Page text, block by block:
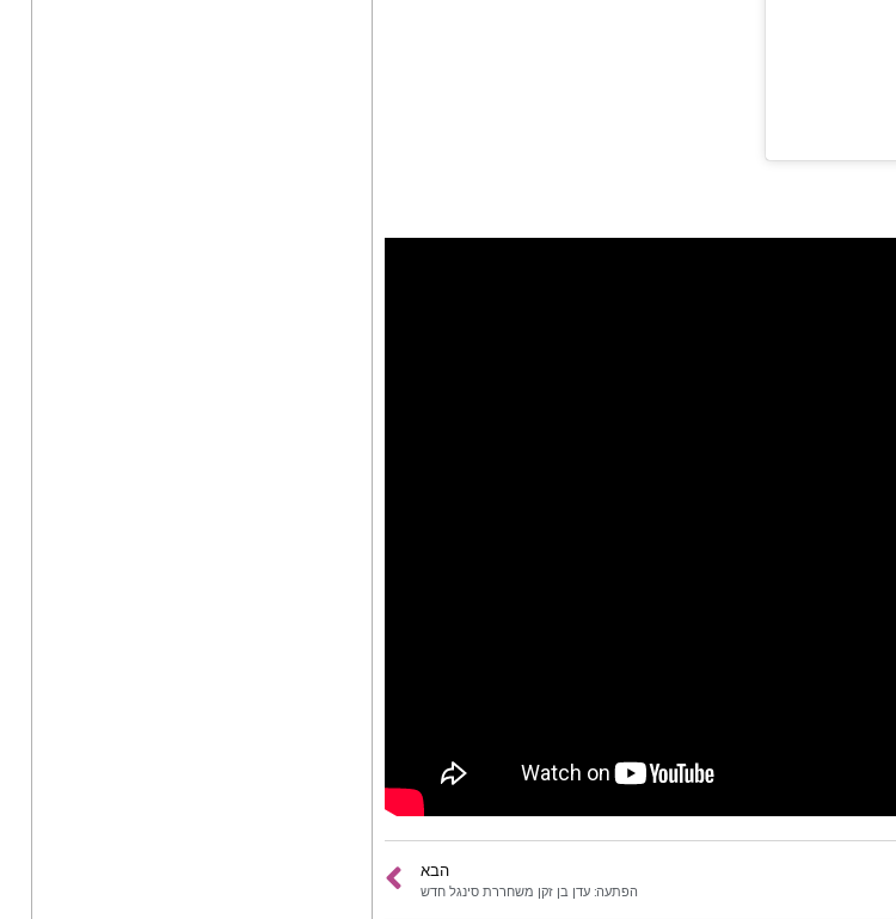
הבא
הפתעה: עדן בן זקן משחררת סינגל חדש